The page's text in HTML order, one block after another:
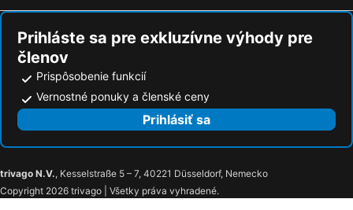
Prihláste sa pre exkluzívne výhody pre
členov
Prispôsobenie funkcií
Vernostné ponuky a členské ceny
Prihlásiť sa
trivago N.V., Kesselstraße 5 – 7, 40221 Düsseldorf, Nemecko
Copyright 2026 trivago | Všetky práva vyhradené.